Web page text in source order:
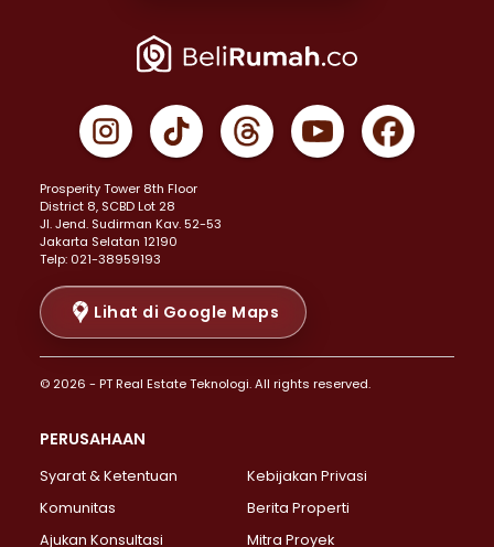
Properti Dijual di Jakarta Pusat >
Properti Dijual di Gambir >
Properti Dijual di Johar Baru >
Properti Dijual di Menteng >
Properti Dijual di Senen >
Properti Dijual di Tanah Abang >
Properti Dijual di Cikini >
Properti Dijual di Kramat >
Properti Dijual di Pasar Baru >
Properti Dijual di Bendungan Hilir >
Properti Dijual di Jakarta Selatan >
Properti Dijual di Lebak Bulus >
Properti Dijual di Gandaria Selatan >
Properti Dijual di Pondok Labu >
Prosperity Tower 8th Floor
District 8, SCBD Lot 28
JI. Jend. Sudirman Kav. 52-53
Jakarta Selatan 12190
Telp: 021-38959193
Lihat di Google Maps
© 2026 - PT Real Estate Teknologi. All rights reserved.
PERUSAHAAN
Syarat & Ketentuan
Kebijakan Privasi
Komunitas
Berita Properti
Ajukan Konsultasi
Mitra Proyek